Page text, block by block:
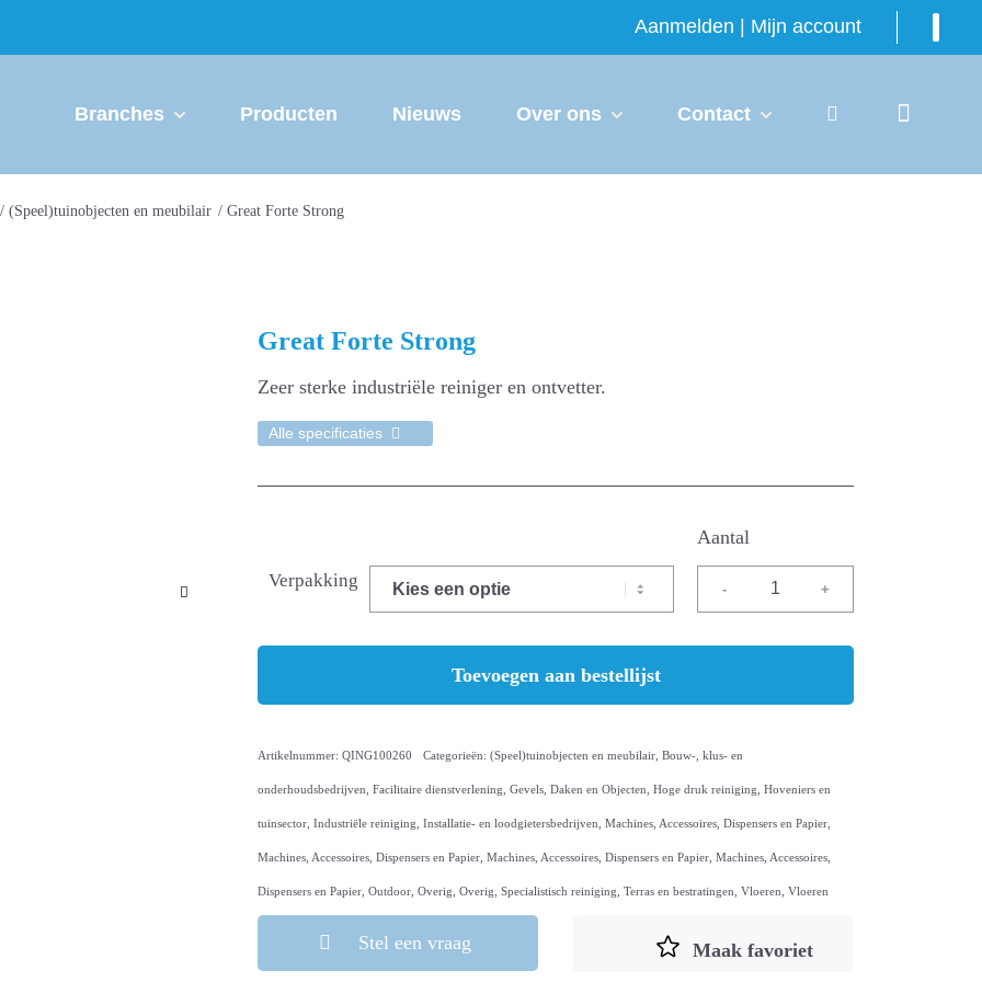
Aanmelden | Mijn account
Branches Producten Nieuws Over ons Contact
/ (Speel)tuinobjecten en meubilair / Great Forte Strong
Great Forte Strong
Zeer sterke industriële reiniger en ontvetter.
Alle specificaties
Verpakking
Toevoegen aan bestellijst
Artikelnummer:QING100260 Categorieën:(Speel)tuinobjecten en meubilair ,Bouw-, klus- en
onderhoudsbedrijven ,Facilitaire dienstverlening ,Gevels, Daken en Objecten ,Hoge druk reiniging ,Hoveniers en
tuinsector ,Industriële reiniging ,Installatie- en loodgietersbedrijven ,Machines, Accessoires, Dispensers en Papier
Machines, Accessoires, Dispensers en Papier ,Machines, Accessoires, Dispensers en Papier ,Machines, Accessoires,
Dispensers en Papier ,Outdoor ,Overig ,Overig ,Specialistisch reiniging ,Terras en bestratingen ,Vloeren ,Vloeren
Stel een vraag Maak favoriet